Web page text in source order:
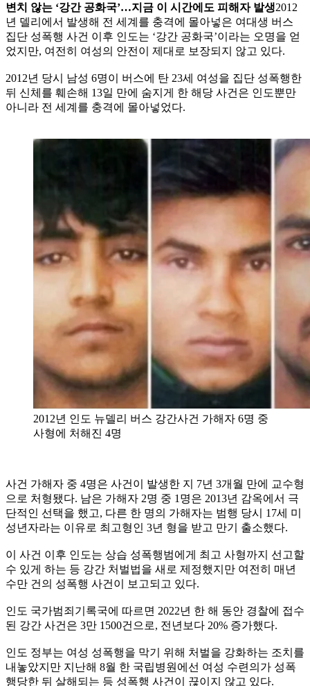
변치 않는 ‘강간 공화국’…지금 이 시간에도 피해자 발생2012
년 델리에서 발생해 전 세계를 충격에 몰아넣은 여대생 버스
집단 성폭행 사건 이후 인도는 ‘강간 공화국’이라는 오명을 얻
었지만, 여전히 여성의 안전이 제대로 보장되지 않고 있다.
2012년 당시 남성 6명이 버스에 탄 23세 여성을 집단 성폭행한
뒤 신체를 훼손해 13일 만에 숨지게 한 해당 사건은 인도뿐만
아니라 전 세계를 충격에 몰아넣었다.
2012년 인도 뉴델리 버스 강간사건 가해자 6명 중
사형에 처해진 4명
사건 가해자 중 4명은 사건이 발생한 지 7년 3개월 만에 교수형
으로 처형됐다. 남은 가해자 2명 중 1명은 2013년 감옥에서 극
단적인 선택을 했고, 다른 한 명의 가해자는 범행 당시 17세 미
성년자라는 이유로 최고형인 3년 형을 받고 만기 출소했다.
이 사건 이후 인도는 상습 성폭행범에게 최고 사형까지 선고할
수 있게 하는 등 강간 처벌법을 새로 제정했지만 여전히 매년
수만 건의 성폭행 사건이 보고되고 있다.
인도 국가범죄기록국에 따르면 2022년 한 해 동안 경찰에 접수
된 강간 사건은 3만 1500건으로, 전년보다 20% 증가했다.
인도 정부는 여성 성폭행을 막기 위해 처벌을 강화하는 조치를
내놓았지만 지난해 8월 한 국립병원에선 여성 수련의가 성폭
행당한 뒤 살해되는 등 성폭행 사건이 끊이지 않고 있다.